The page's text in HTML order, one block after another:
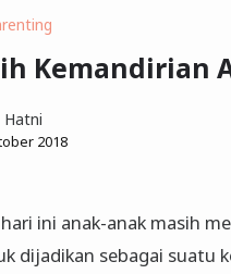
Kemandirian
Hatni
2018
ini anak-anak masih
dijadikan sebagai suatu